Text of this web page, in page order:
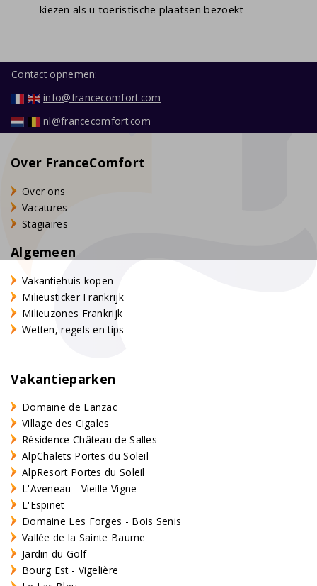
kiezen als u toeristische plaatsen bezoekt
Contact opnemen:
info@francecomfort.com
nl@francecomfort.com
Over FranceComfort
Over ons
Vacatures
Stagiaires
Algemeen
Vakantiehuis kopen
Milieusticker Frankrijk
Milieuzones Frankrijk
Wetten, regels en tips
Vakantieparken
Domaine de Lanzac
Village des Cigales
Résidence Château de Salles
AlpChalets Portes du Soleil
AlpResort Portes du Soleil
L'Aveneau - Vieille Vigne
L'Espinet
Domaine Les Forges - Bois Senis
Vallée de la Sainte Baume
Jardin du Golf
Bourg Est - Vigelière